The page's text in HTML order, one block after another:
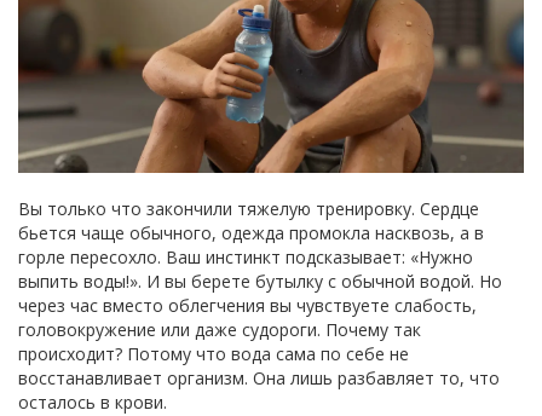
Вы только что закончили тяжелую тренировку. Сердце
бьется чаще обычного, одежда промокла насквозь, а в
горле пересохло. Ваш инстинкт подсказывает: «Нужно
выпить воды!». И вы берете бутылку с обычной водой. Но
через час вместо облегчения вы чувствуете слабость,
головокружение или даже судороги. Почему так
происходит? Потому что вода сама по себе не
восстанавливает организм. Она лишь разбавляет то, что
осталось в крови.